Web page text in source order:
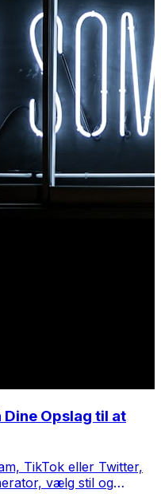
Dine Opslag til at
TikTok eller Twitter,
vælg stil og